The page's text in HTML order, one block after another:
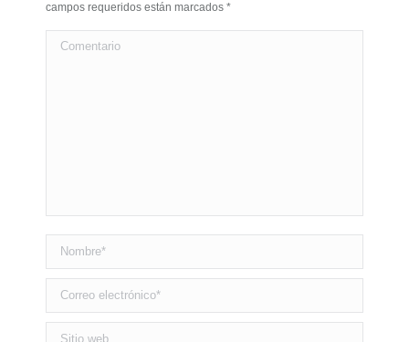
campos requeridos están marcados *
Comentario
Nombre *
Correo electrónico *
Sitio web